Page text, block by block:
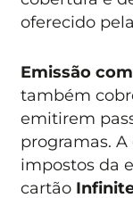
oferecido
Emissão
também
emitirem
programas.
impostos da
cartão